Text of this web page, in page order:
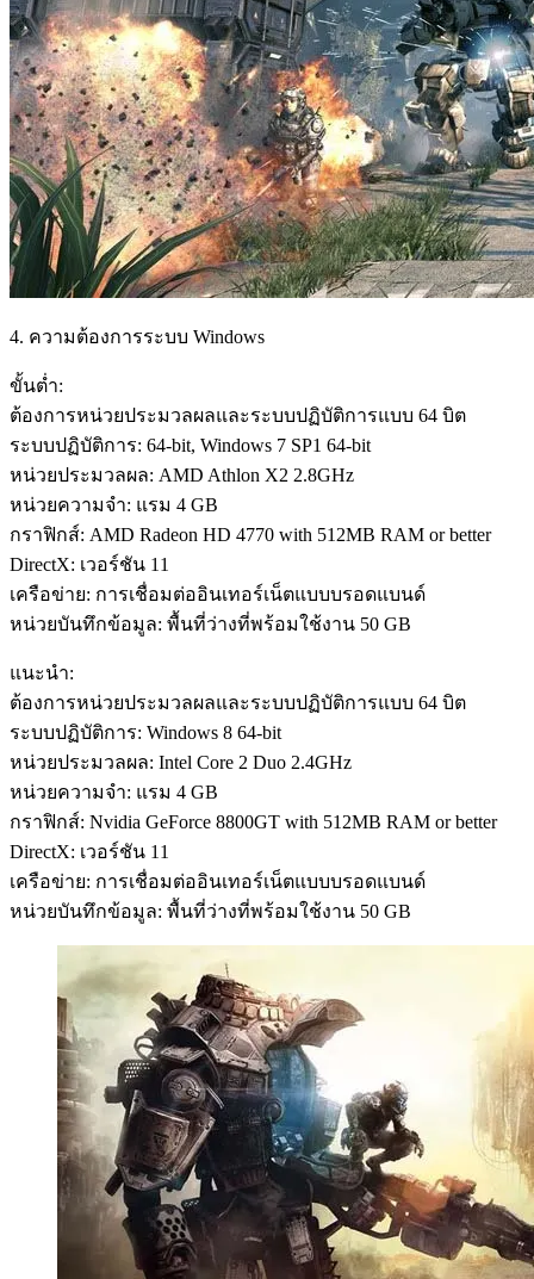
4. ความต้องการระบบ Windows
ขั้นต่ำ:
ต้องการหน่วยประมวลผลและระบบปฏิบัติการแบบ 64 บิต
ระบบปฏิบัติการ: 64-bit, Windows 7 SP1 64-bit
หน่วยประมวลผล: AMD Athlon X2 2.8GHz
หน่วยความจำ: แรม 4 GB
กราฟิกส์: AMD Radeon HD 4770 with 512MB RAM or better
DirectX: เวอร์ชัน 11
เครือข่าย: การเชื่อมต่ออินเทอร์เน็ตแบบบรอดแบนด์
หน่วยบันทึกข้อมูล: พื้นที่ว่างที่พร้อมใช้งาน 50 GB
แนะนำ:
ต้องการหน่วยประมวลผลและระบบปฏิบัติการแบบ 64 บิต
ระบบปฏิบัติการ: Windows 8 64-bit
หน่วยประมวลผล: Intel Core 2 Duo 2.4GHz
หน่วยความจำ: แรม 4 GB
กราฟิกส์: Nvidia GeForce 8800GT with 512MB RAM or better
DirectX: เวอร์ชัน 11
เครือข่าย: การเชื่อมต่ออินเทอร์เน็ตแบบบรอดแบนด์
หน่วยบันทึกข้อมูล: พื้นที่ว่างที่พร้อมใช้งาน 50 GB